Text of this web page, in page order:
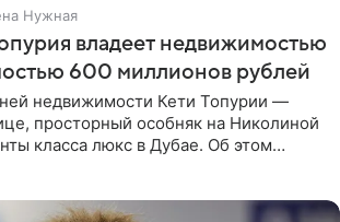
Нужная
владеет недвижимостью
600 миллионов рублей
недвижимости Кети Топурии —
просторный особняк на Николиной
класса люкс в Дубае. Об этом